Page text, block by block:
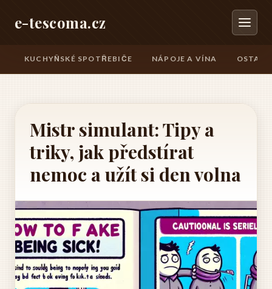
e-tescoma.cz
KUCHYŇSKÉ SPOTŘEBIČE NÁPOJE A VÍNA
Mistr simulant: Tipy a
triky, jak předstírat
nemoc a užít si den volna